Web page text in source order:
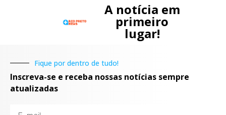
A notícia em
primeiro
lugar!
Fique por dentro de tudo!
Inscreva-se e receba nossas notícias sempre
atualizadas